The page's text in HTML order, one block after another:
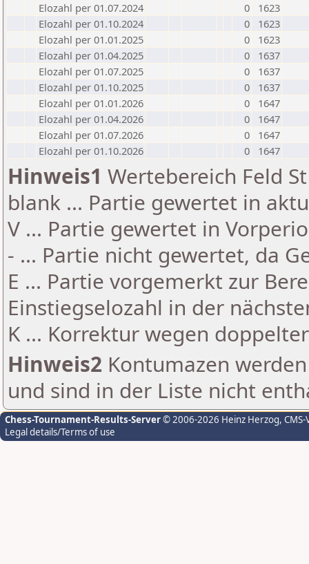
Elozahl per 01.07.2024
0
1623
Elozahl per 01.10.2024
0
1623
Elozahl per 01.01.2025
0
1623
Elozahl per 01.04.2025
0
1637
Elozahl per 01.07.2025
0
1637
Elozahl per 01.10.2025
0
1637
Elozahl per 01.01.2026
0
1647
Elozahl per 01.04.2026
0
1647
Elozahl per 01.07.2026
0
1647
Elozahl per 01.10.2026
0 1647
Hinweis1 Wertebereich Feld
blank ... Partie gewertet in
V ... Partie gewertet in
- ... Partie nicht gewertet, da
E ... Partie vorgemerkt zur
Einstiegselozahl in der
K ... Korrektur wegen
Hinweis2 Kontumazen
und sind in der Liste nicht
Chess-Tournament-Results-Server© 2006-2026 Heinz Herzog,
Legal details/Terms of use